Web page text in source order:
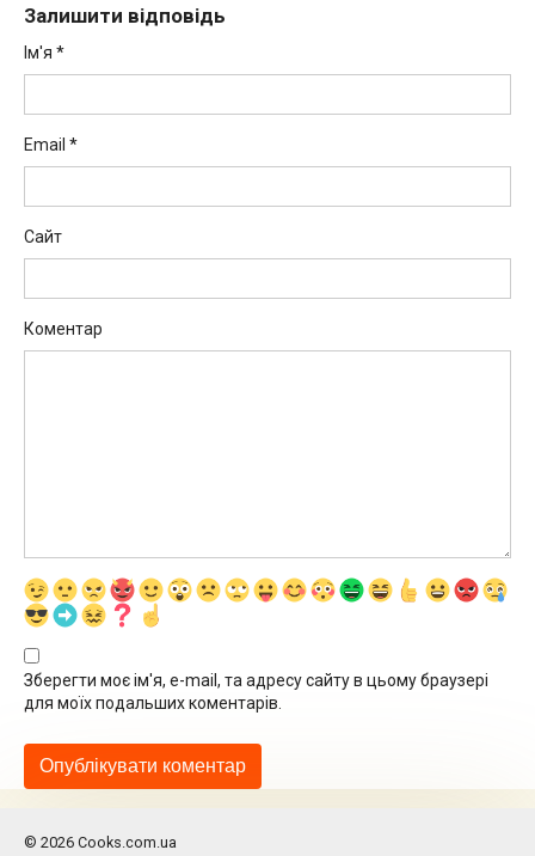
Залишити відповідь
Ім'я *
Email *
Сайт
Коментар
Зберегти моє ім'я, e-mail, та адресу сайту в цьому браузері
для моїх подальших коментарів.
© 2026 Cooks.com.ua